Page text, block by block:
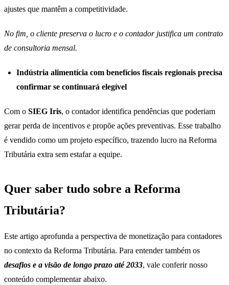
ajustes que mantêm a competitividade.
No fim, o cliente preserva o lucro e o contador justifica um contrato
de consultoria mensal.
Indústria alimentícia com benefícios fiscais regionais precisa
confirmar se continuará elegível
Com o SIEG Iris, o contador identifica pendências que poderiam
gerar perda de incentivos e propõe ações preventivas. Esse trabalho
é vendido como um projeto específico, trazendo lucro na Reforma
Tributária extra sem estafar a equipe.
Quer saber tudo sobre a Reforma
Tributária?
Este artigo aprofunda a perspectiva de monetização para contadores
no contexto da Reforma Tributária. Para entender também os
desafios e a visão de longo prazo até 2033, vale conferir nosso
conteúdo complementar abaixo.